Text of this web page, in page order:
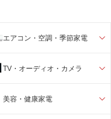
エアコン・空調・季節家電
TV・オーディオ・カメラ
美容・健康家電